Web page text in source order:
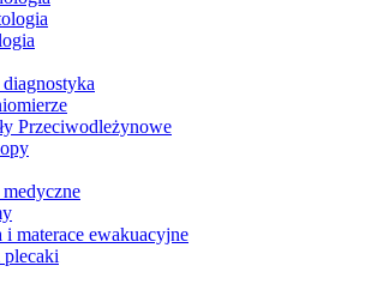
Przeciwodleżynowe
i materace ewakuacyjne